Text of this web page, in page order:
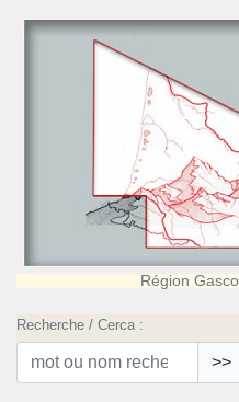
Région
Recherche / Cerca :
>>